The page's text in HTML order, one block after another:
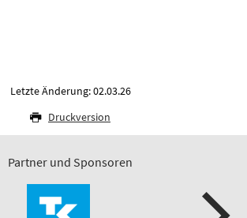
Letzte Änderung: 02.03.26
Druckversion
Partner und Sponsoren